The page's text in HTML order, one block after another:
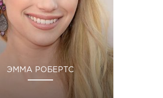
ЭММА РОБЕРТС